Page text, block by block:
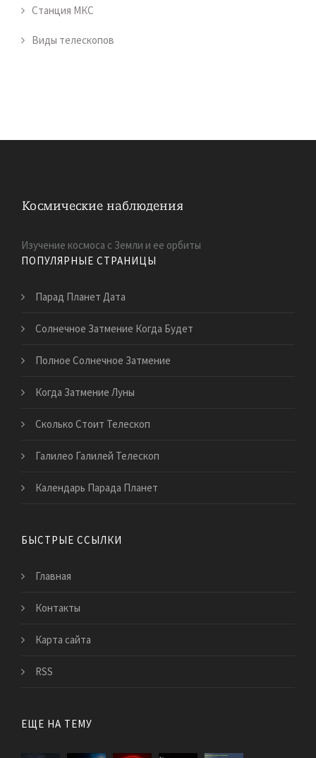
Станция МКС
Виды телескопов
Изучение космоса с Земли и ее орбиты
ПОПУЛЯРНЫЕ СТРАНИЦЫ
Парад Планет Дата
Солнечное Затмение Когда Будет
Полное Солнечное Затмение
Когда Затмение Луны
Сколько Стоит Телескоп
Галилео Галилей Телескоп
Календарь Парада Планет
БЫСТРЫЕ ССЫЛКИ
Главная
Контакты
Карта сайта
RSS
ЕЩЕ НА ТЕМУ